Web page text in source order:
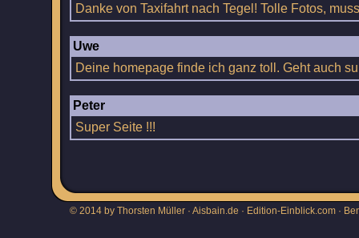
Danke von Taxifahrt nach Tegel! Tolle Fotos,
Uwe
Deine homepage finde ich ganz toll. Geht auch
Peter
Super Seite !!!
© 2014 by Thorsten Müller · Aisbain.de · Edition-Einblick.com ·